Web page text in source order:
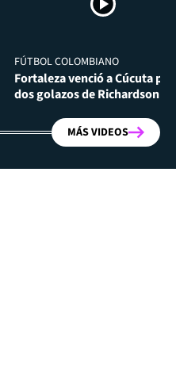
FÚTBOL COLOMBIANO
Fortaleza venció a Cúcuta por
dos golazos de Richardson
MÁS VIDEOS